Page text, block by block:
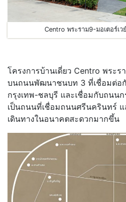
Centro พระราม9-มอเตอร์เ
โครงการบ้านเดี่ยว Centro พระร
บนถนนพัฒนาชนบท 3 ที่เชื่อมต่อกั
กรุงเทพ-ชลบุรี และเชื่อมกับถนน
เป็นถนนที่เชื่อมถนนศรีนครินทร์
เดินทางในอนาคตสะดวกมากขึ้น